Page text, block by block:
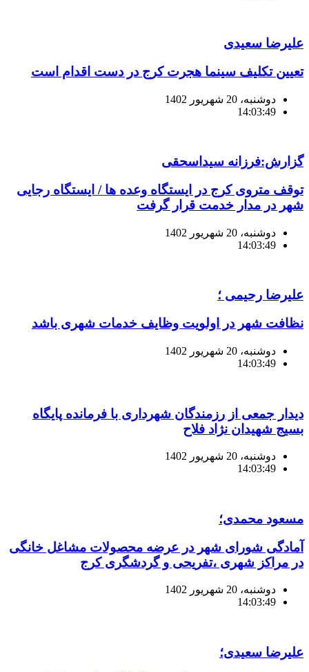
علیرضا سعیدی
تعیین تکلیف سینما هجرت کرج در دست اقدام است
دوشنبه، 20 شهریور 1402
14:03:49
گزارش:فرزانه سیداسحقی
توقف متروی کرج در ایستگاه وعده ها / ایستگاه رجایی
شهر در مدار خدمت قرار گرفت
دوشنبه، 20 شهریور 1402
14:03:49
علیرضا رحیمی ؛
نظافت شهر در اولویت وظایف خدمات شهری باشد
دوشنبه، 20 شهریور 1402
14:03:49
دیدار جمعی از رزمندگان شهرداری با فرمانده پایگاه
بسیج شهیدان نژاد فلاح
دوشنبه، 20 شهریور 1402
14:03:49
مسعود محمدی؛
آمادگی شورای شهر در عرضه محصولات مشاغل خانگی
در مراکز شهری ،تفریحی و گردشگری کرج
دوشنبه، 20 شهریور 1402
14:03:49
علیرضا سعیدی؛